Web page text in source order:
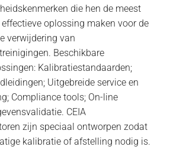
die hen de meest
oplossing maken voor de
verwijdering van
Beschikbare
Kalibratiestandaarden;
Uitgebreide service en
Compliance tools; On-line
CEIA
zijn speciaal ontworpen zodat
kalibratie of afstelling nodig is.